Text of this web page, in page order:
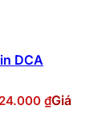
DCA
₫Giá